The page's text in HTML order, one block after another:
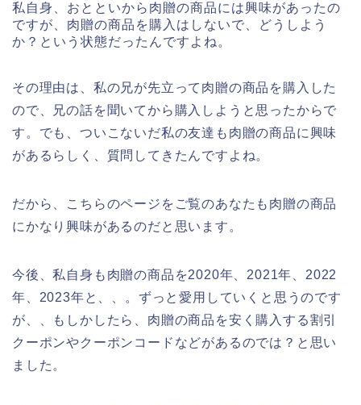
私自身、おとといから肉贈の商品には興味があったの
ですが、肉贈の商品を購入はしないで、どうしよう
か？という状態だったんですよね。
その理由は、私の兄が先立って肉贈の商品を購入した
ので、兄の話を聞いてから購入しようと思ったからで
す。でも、ついこないだ私の友達も肉贈の商品に興味
があるらしく、質問してきたんですよね。
だから、こちらのページをご覧のあなたも肉贈の商品
にかなり興味があるのだと思います。
今後、私自身も肉贈の商品を2020年、2021年、2022
年、2023年と、、。ずっと愛用していくと思うのです
が、、もしかしたら、肉贈の商品を安く購入する割引
クーポンやクーポンコードなどがあるのでは？と思い
ました。